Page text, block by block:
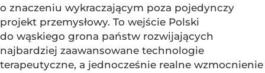
o znaczeniu wykraczającym poza pojedynczy
projekt przemysłowy. To wejście Polski
do wąskiego grona państw rozwijających
najbardziej zaawansowane technologie
terapeutyczne, a jednocześnie realne wzmocnienie